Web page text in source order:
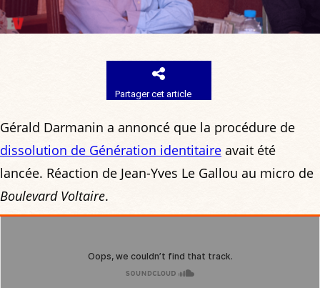
Partager cet article
Gérald Darmanin a annoncé que la procédure de
dissolution de Génération identitaire avait été
lancée. Réaction de Jean-Yves Le Gallou au micro de
Boulevard Voltaire.